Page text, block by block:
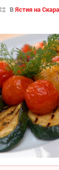
ВЯстия на Скара